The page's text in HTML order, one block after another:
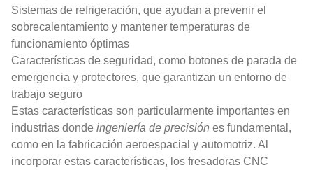
Sistemas de refrigeración, que ayudan a prevenir el
sobrecalentamiento y mantener temperaturas de
funcionamiento óptimas
Características de seguridad, como botones de parada de
emergencia y protectores, que garantizan un entorno de
trabajo seguro
Estas características son particularmente importantes en
industrias donde ingeniería de precisión es fundamental,
como en la fabricación aeroespacial y automotriz. Al
incorporar estas características, los fresadoras CNC